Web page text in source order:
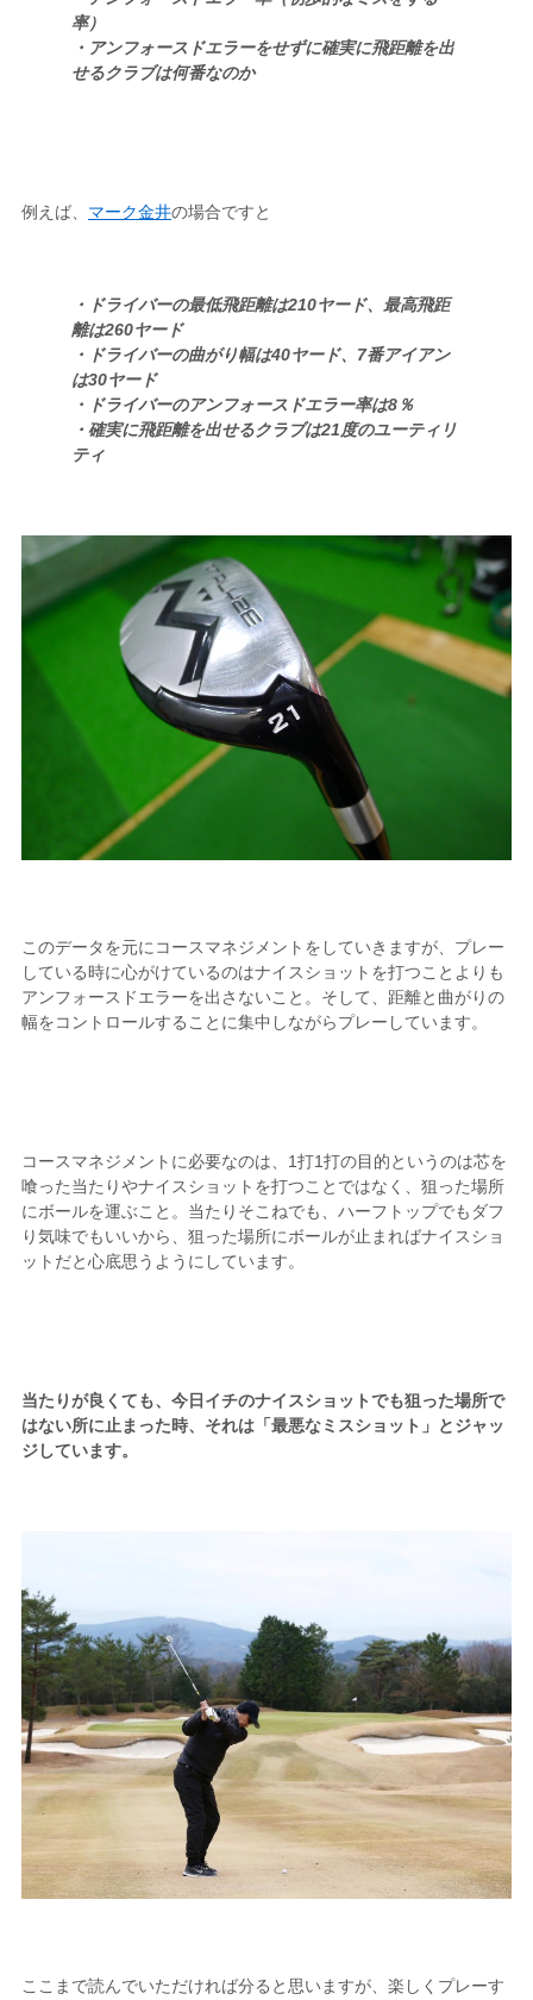
率）
・アンフォースドエラーをせずに確実に飛距離を出
せるクラブは何番なのか
例えば、 マーク金井の場合ですと
・ドライバーの最低飛距離は210ヤード、最高飛距
離は260ヤード
・ドライバーの曲がり幅は40ヤード、7番アイアン
は30ヤード
・ドライバーのアンフォースドエラー率は8％
・確実に飛距離を出せるクラブは21度のユーティリ
ティ
このデータを元にコースマネジメントをしていきますが、プレー
している時に心がけているのはナイスショットを打つことよりも
アンフォースドエラーを出さないこと。そして、距離と曲がりの
幅をコントロールすることに集中しながらプレーしています。
コースマネジメントに必要なのは、1打1打の目的というのは芯を
喰った当たりやナイスショットを打つことではなく、狙った場所
にボールを運ぶこと。当たりそこねでも、ハーフトップでもダフ
り気味でもいいから、狙った場所にボールが止まればナイスショ
ットだと心底思うようにしています。
当たりが良くても、今日イチのナイスショットでも狙った場所で
はない所に止まった時、それは「最悪なミスショット」とジャッ
ジしています。
ここまで読んでいただければ分ると思いますが、楽しくプレーす